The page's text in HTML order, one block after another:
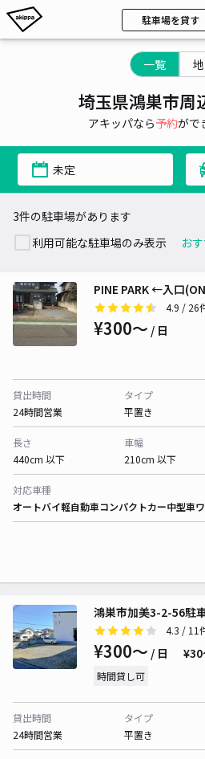
駐車場を貸す
一覧
埼玉県鴻巣市周
アキッパなら予約がで
未定
3件の駐車場があります
利用可能な駐車場のみ表示
PINE PARK ←入口
4.9 / 26
¥300〜 / 日
貸出時間
24時間営業
タイプ
平置き
長さ
440cm 以下
車幅
210cm 以下
対応車種
オートバイ軽自動車コンパクトカー中型車
鴻巣市加美3-2-56駐
4.3 / 11
¥300〜 / 日
時間貸し可
貸出時間
24時間営業
タイプ
平置き